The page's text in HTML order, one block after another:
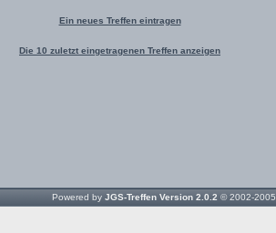
Ein neues Treffen eintragen
Die 10 zuletzt eingetragenen Treffen anzeigen
Powered by JGS-Treffen Version 2.0.2 © 2002-2005